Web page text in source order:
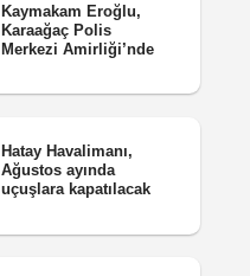
Kaymakam Eroğlu,
Karaağaç Polis
Merkezi Amirliği’nde
Hatay Havalimanı,
Ağustos ayında
uçuşlara kapatılacak